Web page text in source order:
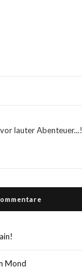
lauter Abenteuer...!
Mond